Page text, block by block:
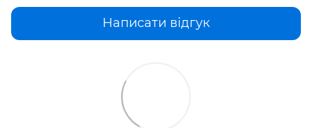
Написати відгук